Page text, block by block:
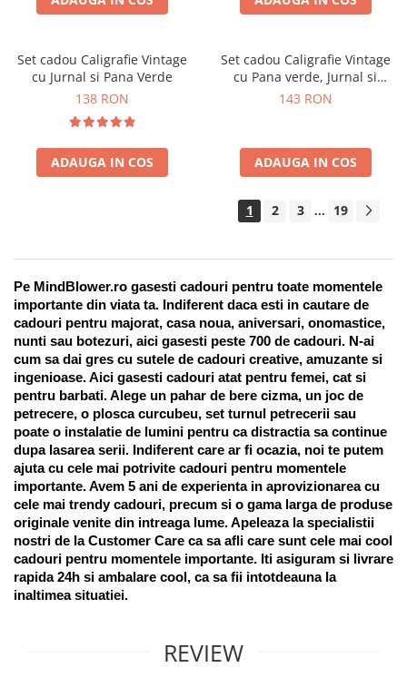
Set cadou Caligrafie Vintage
cu Jurnal si Pana Verde
138 RON
ADAUGA IN COS
Set cadou Caligrafie Vintage
cu Pana verde, Jurnal si
Suport pentru stilou, 9 piese
143 RON
ADAUGA IN COS
1 2 3 ... 19
Pe MindBlower.ro gasesti cadouri pentru toate momentele
importante din viata ta. Indiferent daca esti in cautare de
cadouri pentru majorat, casa noua, aniversari, onomastice,
nunti sau botezuri, aici gasesti peste 700 de cadouri. N-ai
cum sa dai gres cu sutele de cadouri creative, amuzante si
ingenioase. Aici gasesti cadouri atat pentru femei, cat si
pentru barbati. Alege un pahar de bere cizma, un joc de
petrecere, o plosca curcubeu, set turnul petrecerii sau
poate o instalatie de lumini pentru ca distractia sa continue
dupa lasarea serii. Indiferent care ar fi ocazia, noi te putem
ajuta cu cele mai potrivite cadouri pentru momentele
importante. Avem 5 ani de experienta in aprovizionarea cu
cele mai trendy cadouri, precum si o gama larga de produse
originale venite din intreaga lume. Apeleaza la specialistii
nostri de la Customer Care ca sa afli care sunt cele mai cool
cadouri pentru momentele importante. Iti asiguram si livrare
rapida 24h si ambalare cool, ca sa fii intotdeauna la
inaltimea situatiei.
REVIEW